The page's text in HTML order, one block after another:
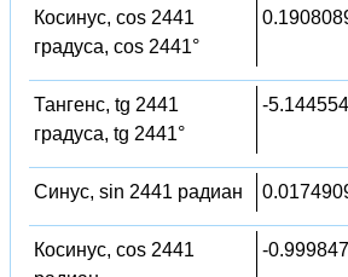
Косинус, cos 2441
градуса, cos 2441°
Тангенс, tg 2441
градуса, tg 2441°
-
Синус, sin 2441 радиан
Косинус, cos 2441
-